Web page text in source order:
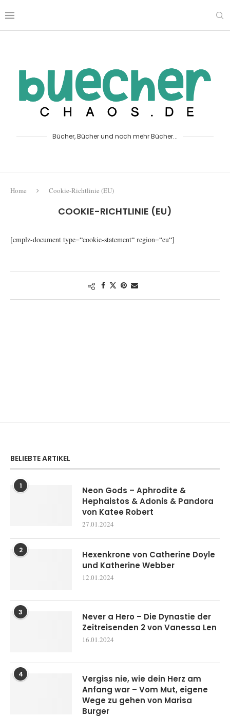
Bücher, Bücher und noch mehr Bücher...
Home Cookie-Richtlinie (EU)
COOKIE-RICHTLINIE (EU)
[cmplz-document type=“cookie-statement“ region=“eu“]
BELIEBTE ARTIKEL
1
Neon Gods – Aphrodite &
Hephaistos & Adonis & Pandora
von Katee Robert
27.01.2024
2
Hexenkrone von Catherine Doyle
und Katherine Webber
12.01.2024
3
Never a Hero – Die Dynastie der
Zeitreisenden 2 von Vanessa Len
16.01.2024
4
Vergiss nie, wie dein Herz am
Anfang war – Vom Mut, eigene
Wege zu gehen von Marisa
Burger